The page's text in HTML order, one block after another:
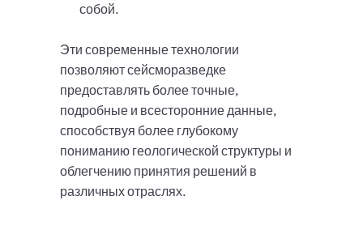
собой.
Эти современные технологии
позволяют сейсморазведке
предоставлять более точные,
подробные и всесторонние данные,
способствуя более глубокому
пониманию геологической структуры и
облегчению принятия решений в
различных отраслях.